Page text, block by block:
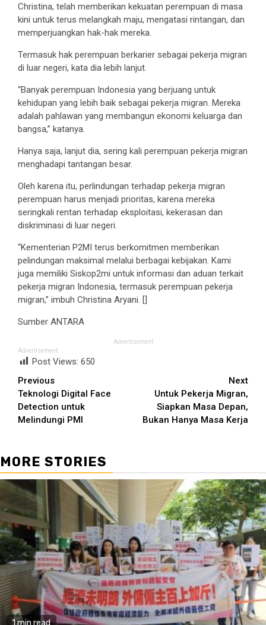
Christina, telah memberikan kekuatan perempuan di masa
kini untuk terus melangkah maju, mengatasi rintangan, dan
memperjuangkan hak-hak mereka.
Termasuk hak perempuan berkarier sebagai pekerja migran
di luar negeri, kata dia lebih lanjut.
“Banyak perempuan Indonesia yang berjuang untuk
kehidupan yang lebih baik sebagai pekerja migran. Mereka
adalah pahlawan yang membangun ekonomi keluarga dan
bangsa,” katanya.
Hanya saja, lanjut dia, sering kali perempuan pekerja migran
menghadapi tantangan besar.
Oleh karena itu, perlindungan terhadap pekerja migran
perempuan harus menjadi prioritas, karena mereka
seringkali rentan terhadap eksploitasi, kekerasan dan
diskriminasi di luar negeri.
“Kementerian P2MI terus berkomitmen memberikan
pelindungan maksimal melalui berbagai kebijakan. Kami
juga memiliki Siskop2mi untuk informasi dan aduan terkait
pekerja migran Indonesia, termasuk perempuan pekerja
migran,” imbuh Christina Aryani. []
Sumber ANTARA
Advertisement
Advertisement
Post Views: 650
Continue
Reading
Previous
Teknologi Digital Face
Detection untuk
Melindungi PMI
Next
Untuk Pekerja Migran,
Siapkan Masa Depan,
Bukan Hanya Masa Kerja
MORE STORIES
1 min read